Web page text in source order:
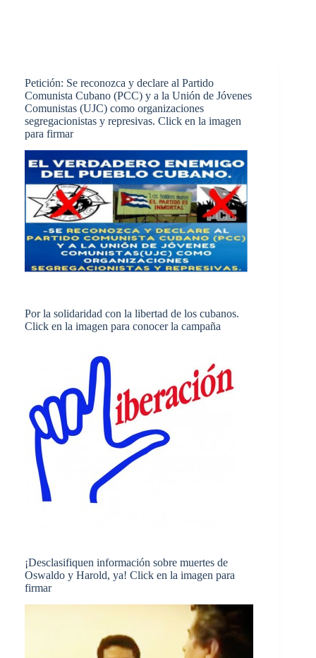
Petición: Se reconozca y declare al Partido
Comunista Cubano (PCC) y a la Unión de Jóvenes
Comunistas (UJC) como organizaciones
segregacionistas y represivas. Click en la imagen
para firmar
Por la solidaridad con la libertad de los cubanos.
Click en la imagen para conocer la campaña
¡Desclasifiquen información sobre muertes de
Oswaldo y Harold, ya! Click en la imagen para
firmar